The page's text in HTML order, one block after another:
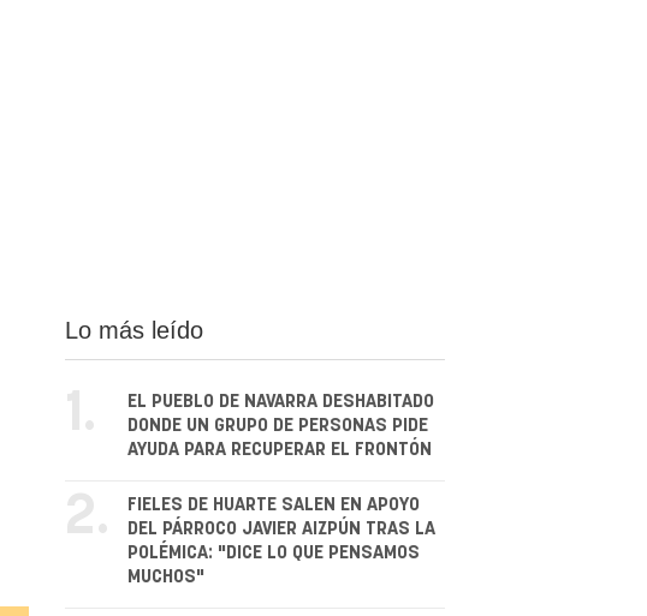
Lo más leído
1.
EL PUEBLO DE NAVARRA DESHABITADO
DONDE UN GRUPO DE PERSONAS PIDE
AYUDA PARA RECUPERAR EL FRONTÓN
2.
FIELES DE HUARTE SALEN EN APOYO
DEL PÁRROCO JAVIER AIZPÚN TRAS LA
POLÉMICA: "DICE LO QUE PENSAMOS
MUCHOS"